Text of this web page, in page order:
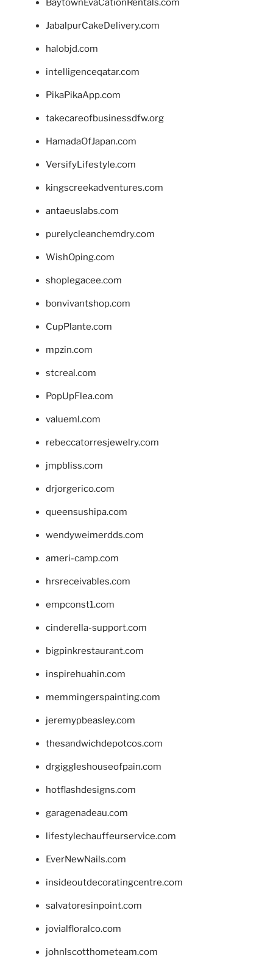
BaytownEvaCationRentals.com
JabalpurCakeDelivery.com
halobjd.com
intelligenceqatar.com
PikaPikaApp.com
takecareofbusinessdfw.org
HamadaOfJapan.com
VersifyLifestyle.com
kingscreekadventures.com
antaeuslabs.com
purelycleanchemdry.com
WishOping.com
shoplegacee.com
bonvivantshop.com
CupPlante.com
mpzin.com
stcreal.com
PopUpFlea.com
valueml.com
rebeccatorresjewelry.com
jmpbliss.com
drjorgerico.com
queensushipa.com
wendyweimerdds.com
ameri-camp.com
hrsreceivables.com
empconst1.com
cinderella-support.com
bigpinkrestaurant.com
inspirehuahin.com
memmingerspainting.com
jeremypbeasley.com
thesandwichdepotcos.com
drgiggleshouseofpain.com
hotflashdesigns.com
garagenadeau.com
lifestylechauffeurservice.com
EverNewNails.com
insideoutdecoratingcentre.com
salvatoresinpoint.com
jovialfloralco.com
johnlscotthometeam.com